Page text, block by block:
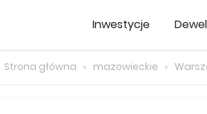
Inwestycje
Strona główna mazowieckie